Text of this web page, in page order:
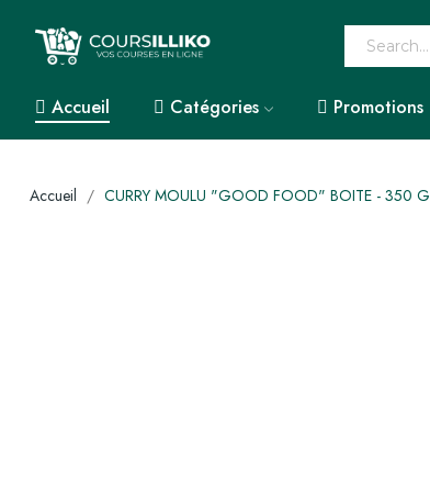
Accueil Catégories Promotions
Accueil CURRY MOULU "GOOD FOOD" BOITE - 350 G